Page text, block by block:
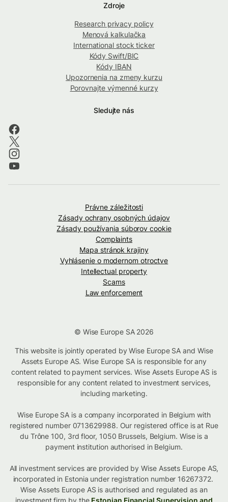
Zdroje
Research privacy policy
Menová kalkulačka
International stock ticker
Kódy Swift/BIC
Kódy IBAN
Upozornenia na zmeny kurzu
Porovnajte výmenné kurzy
Sledujte nás
Právne záležitosti
Zásady ochrany osobných údajov
Zásady používania súborov cookie
Complaints
Mapa stránok krajiny
Vyhlásenie o modernom otroctve
Intellectual property
Scams
Law enforcement
© Wise Europe SA 2026
This website is jointly operated by Wise Europe SA and Wise
Assets Europe AS. Wise Europe SA is responsible for any
content related to payment services. Wise Assets Europe AS is
responsible for any content related to investment services,
including marketing.
Wise Europe SA is a company incorporated in Belgium with
registered number 0713629988. Our registered office is at Rue
du Trône 100, 3rd floor, 1050 Brussels, Belgium. Wise is a
payment institution authorised in Belgium.
All investment services are provided by Wise Assets Europe AS,
incorporated in Estonia under registration number 16267372.
Wise Assets Europe AS is authorised and regulated as an
investment firm by the Estonian Financial Supervision and